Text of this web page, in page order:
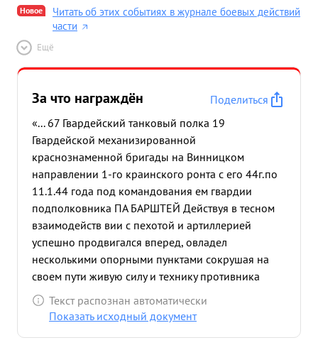
Новое
Читать об этих событиях в журнале боевых действий
части
Ещё
За что награждён
Поделиться
«... 67 Гвардейский танковый полка 19
Гвардейской механизированной
краснознаменной бригады на Винницком
направлении 1-го краинского ронта с его 44г.по
11.1.44 года под командования ем гвардии
подполковника ПА БАРШТЕЙ Действуя в тесном
взаимодейств вии с пехотой и артиллерией
успешно продвигался вперед, овладел
несколькими опорными пунктами сокрушая на
своем пути живую силу и технику противника
Личный состав под кома ндова нием тов. ШЕТЕИН
действовал смело решительно прорывая оборону
Текст распознан автоматически
Показать исходный документ